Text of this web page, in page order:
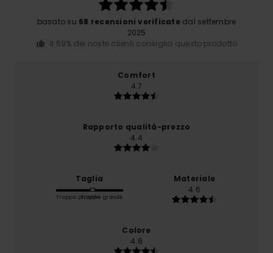
basato su 68 recensioni verificatedal settembre
2025
Il 69% dei nostri clienti consiglia questo prodotto
Comfort
4.7
Rapporto qualità-prezzo
4.4
Taglia
Troppo piccoloTroppo grande
Materiale
4.6
Colore
4.8